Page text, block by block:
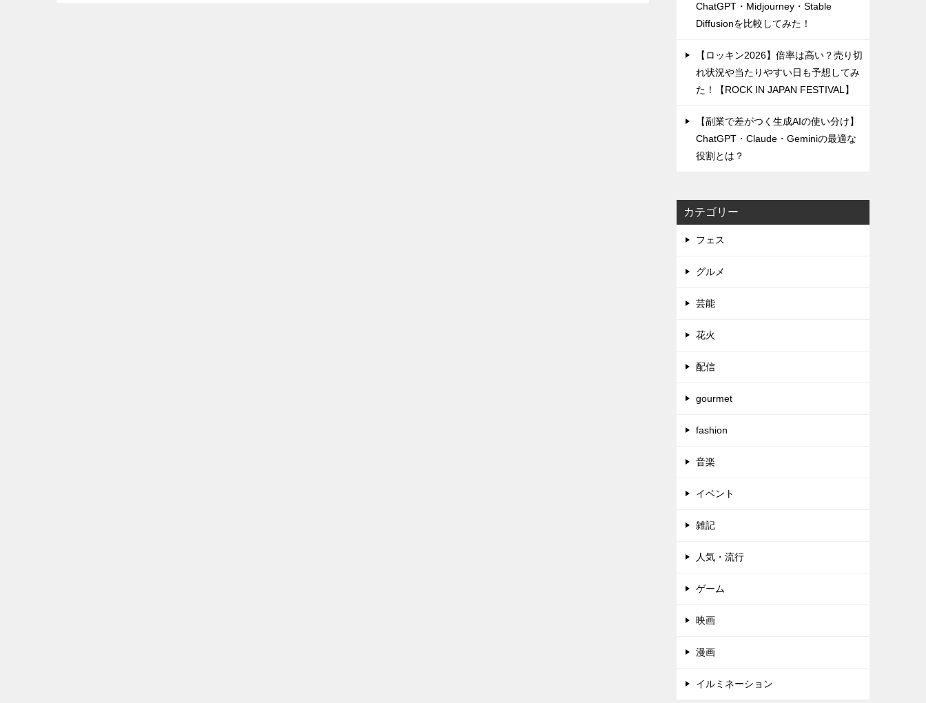
ChatGPT・Midjourney・Stable
Diffusionを比較してみた！
【ロッキン2026】倍率は高い？売り切
れ状況や当たりやすい日も予想してみ
た！【ROCK IN JAPAN FESTIVAL】
【副業で差がつく生成AIの使い分け】
ChatGPT・Claude・Geminiの最適な
役割とは？
カテゴリー
フェス
グルメ
芸能
花火
配信
gourmet
fashion
音楽
イベント
雑記
人気・流行
ゲーム
映画
漫画
イルミネーション